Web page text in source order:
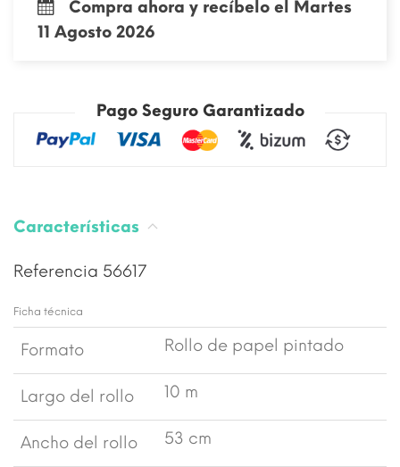
Compra ahora y recíbelo el Martes
11 Agosto 2026
Pago Seguro Garantizado
Características
Referencia 56617
Ficha técnica
Formato Rollo de papel pintado
Largo del rollo 10 m
Ancho del rollo 53 cm